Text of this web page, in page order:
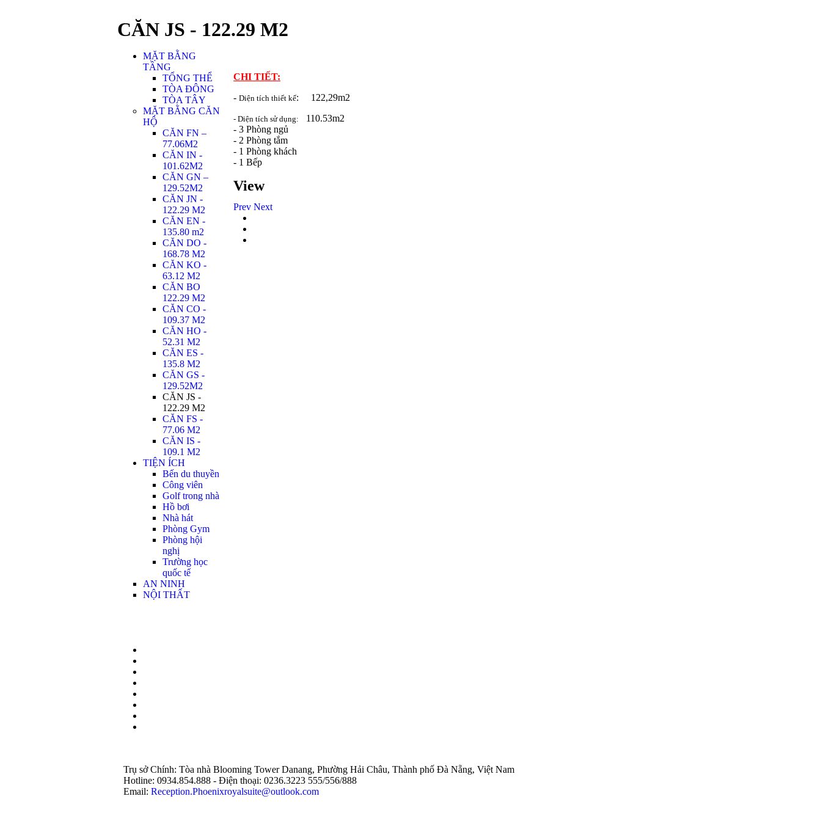
CĂN JS - 122.29 M2
MẶT BẰNG
TẦNG
TỔNG THỂ
TÒA ĐÔNG
TÒA TÂY
MẶT BẰNG CĂN
HỘ
CĂN FN –
77.06M2
CĂN IN -
101.62M2
CĂN GN –
129.52M2
CĂN JN -
122.29 M2
CĂN EN -
135.80 m2
CĂN DO -
168.78 M2
CĂN KO -
63.12 M2
CĂN BO
122.29 M2
CĂN CO -
109.37 M2
CĂN HO -
52.31 M2
CĂN ES -
135.8 M2
CĂN GS -
129.52M2
CĂN JS -
122.29 M2
CĂN FS -
77.06 M2
CĂN IS -
109.1 M2
TIỆN ÍCH
Bến du thuyền
Công viên
Golf trong nhà
Hồ bơi
Nhà hát
Phòng Gym
Phòng hội
nghị
Trường học
quốc tế
AN NINH
NỘI THẤT
CHI TIẾT:
- Diện tích thiết kế: 122,29m2
- Diện tích sử dụng: 110.53m2
- 3 Phòng ngủ
- 2 Phòng tắm
- 1 Phòng khách
- 1 Bếp
View
Prev Next
Trụ sở Chính: Tòa nhà Blooming Tower Danang, Phường Hải Châu, Thành phố Đà Nẵng, Việt Nam
Hotline: 0934.854.888 - Điện thoại: 0236.3223 555/556/888
Email: Reception.Phoenixroyalsuite@outlook.com